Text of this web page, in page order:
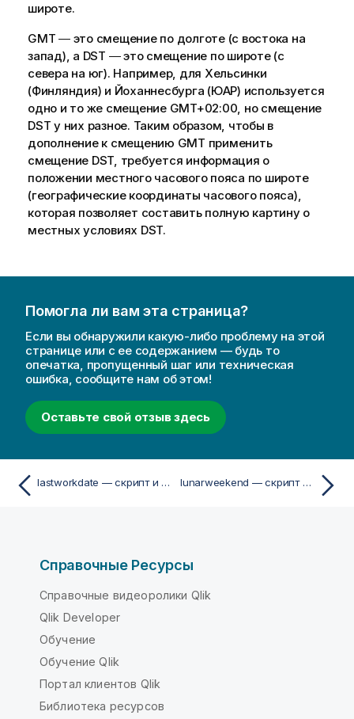
широте.
GMT ― это смещение по долготе (с востока на
запад), а DST ― это смещение по широте (с
севера на юг). Например, для Хельсинки
(Финляндия) и Йоханнесбурга (ЮАР) используется
одно и то же смещение GMT+02:00, но смещение
DST у них разное. Таким образом, чтобы в
дополнение к смещению GMT применить
смещение DST, требуется информация о
положении местного часового пояса по широте
(географические координаты часового пояса),
которая позволяет составить полную картину о
местных условиях DST.
Помогла ли вам эта страница?
Если вы обнаружили какую-либо проблему на этой
странице или с ее содержанием — будь то
опечатка, пропущенный шаг или техническая
ошибка, сообщите нам об этом!
Оставьте свой отзыв здесь
lastworkdate — скрипт и функция диаграммы lunarweekend — скрипт и функция диаграммы
Справочные Ресурсы
Справочные видеоролики Qlik
Qlik Developer
Обучение
Обучение Qlik
Портал клиентов Qlik
Библиотека ресурсов